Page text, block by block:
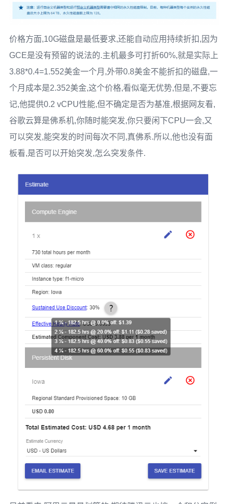
价格方面,10G磁盘是最低要求,还能自动应用持续折扣,因为
GCE是没有预留的说法的.主机最多可打折60%,就是实际上
3.88*0.4=1.552美金一个月,外带0.8美金不能折扣的磁盘,一
个月成本是2.352美金,这个价格,看似毫无优势,但是,不要忘
记,他提供0.2 vCPU性能,但不确定是否为基准,根据网友看,
谷歌云算是佛系机,你随时能突发,你只要闲下CPU一会,又
可以突发,能突发的时间每次不同,真佛系.所以,他也没有面
板看,是否可以开始突发,怎么突发条件.